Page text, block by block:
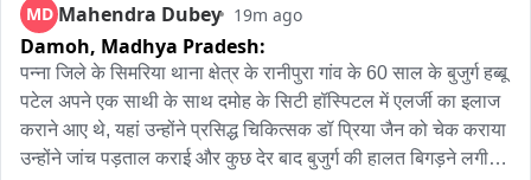
MD Mahendra Dubey 19m ago
Damoh, Madhya Pradesh:
पन्ना जिले के सिमरिया थाना क्षेत्र के रानीपुरा गांव के 60 साल के बुजुर्ग हब्बू
पटेल अपने एक साथी के साथ दमोह के सिटी हॉस्पिटल में एलर्जी का इलाज
कराने आए थे, यहां उन्होंने प्रसिद्ध चिकित्सक डॉ प्रिया जैन को चेक कराया
उन्होंने जांच पड़ताल कराई और कुछ देर बाद बुजुर्ग की हालत बिगड़ने लगी